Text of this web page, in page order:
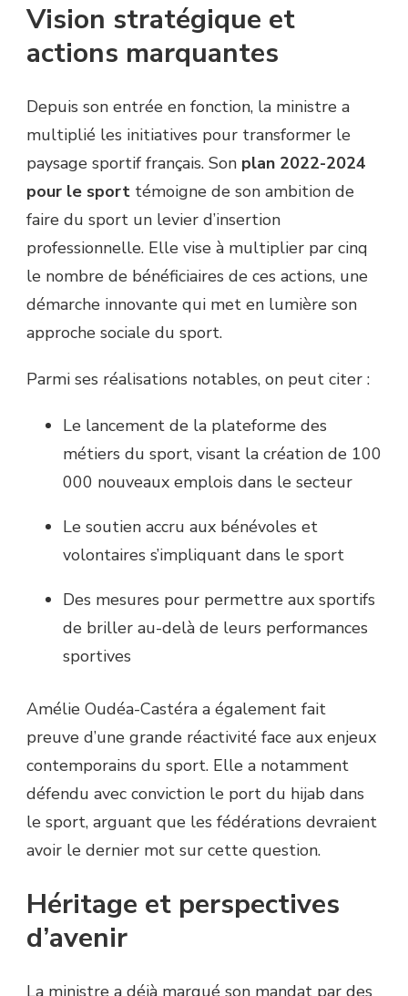
Vision stratégique et
actions marquantes
Depuis son entrée en fonction, la ministre a
multiplié les initiatives pour transformer le
paysage sportif français. Son plan 2022-2024
pour le sport témoigne de son ambition de
faire du sport un levier d’insertion
professionnelle. Elle vise à multiplier par cinq
le nombre de bénéficiaires de ces actions, une
démarche innovante qui met en lumière son
approche sociale du sport.
Parmi ses réalisations notables, on peut citer :
Le lancement de la plateforme des
métiers du sport, visant la création de 100
000 nouveaux emplois dans le secteur
Le soutien accru aux bénévoles et
volontaires s’impliquant dans le sport
Des mesures pour permettre aux sportifs
de briller au-delà de leurs performances
sportives
Amélie Oudéa-Castéra a également fait
preuve d’une grande réactivité face aux enjeux
contemporains du sport. Elle a notamment
défendu avec conviction le port du hijab dans
le sport, arguant que les fédérations devraient
avoir le dernier mot sur cette question.
Héritage et perspectives
d’avenir
La ministre a déjà marqué son mandat par des